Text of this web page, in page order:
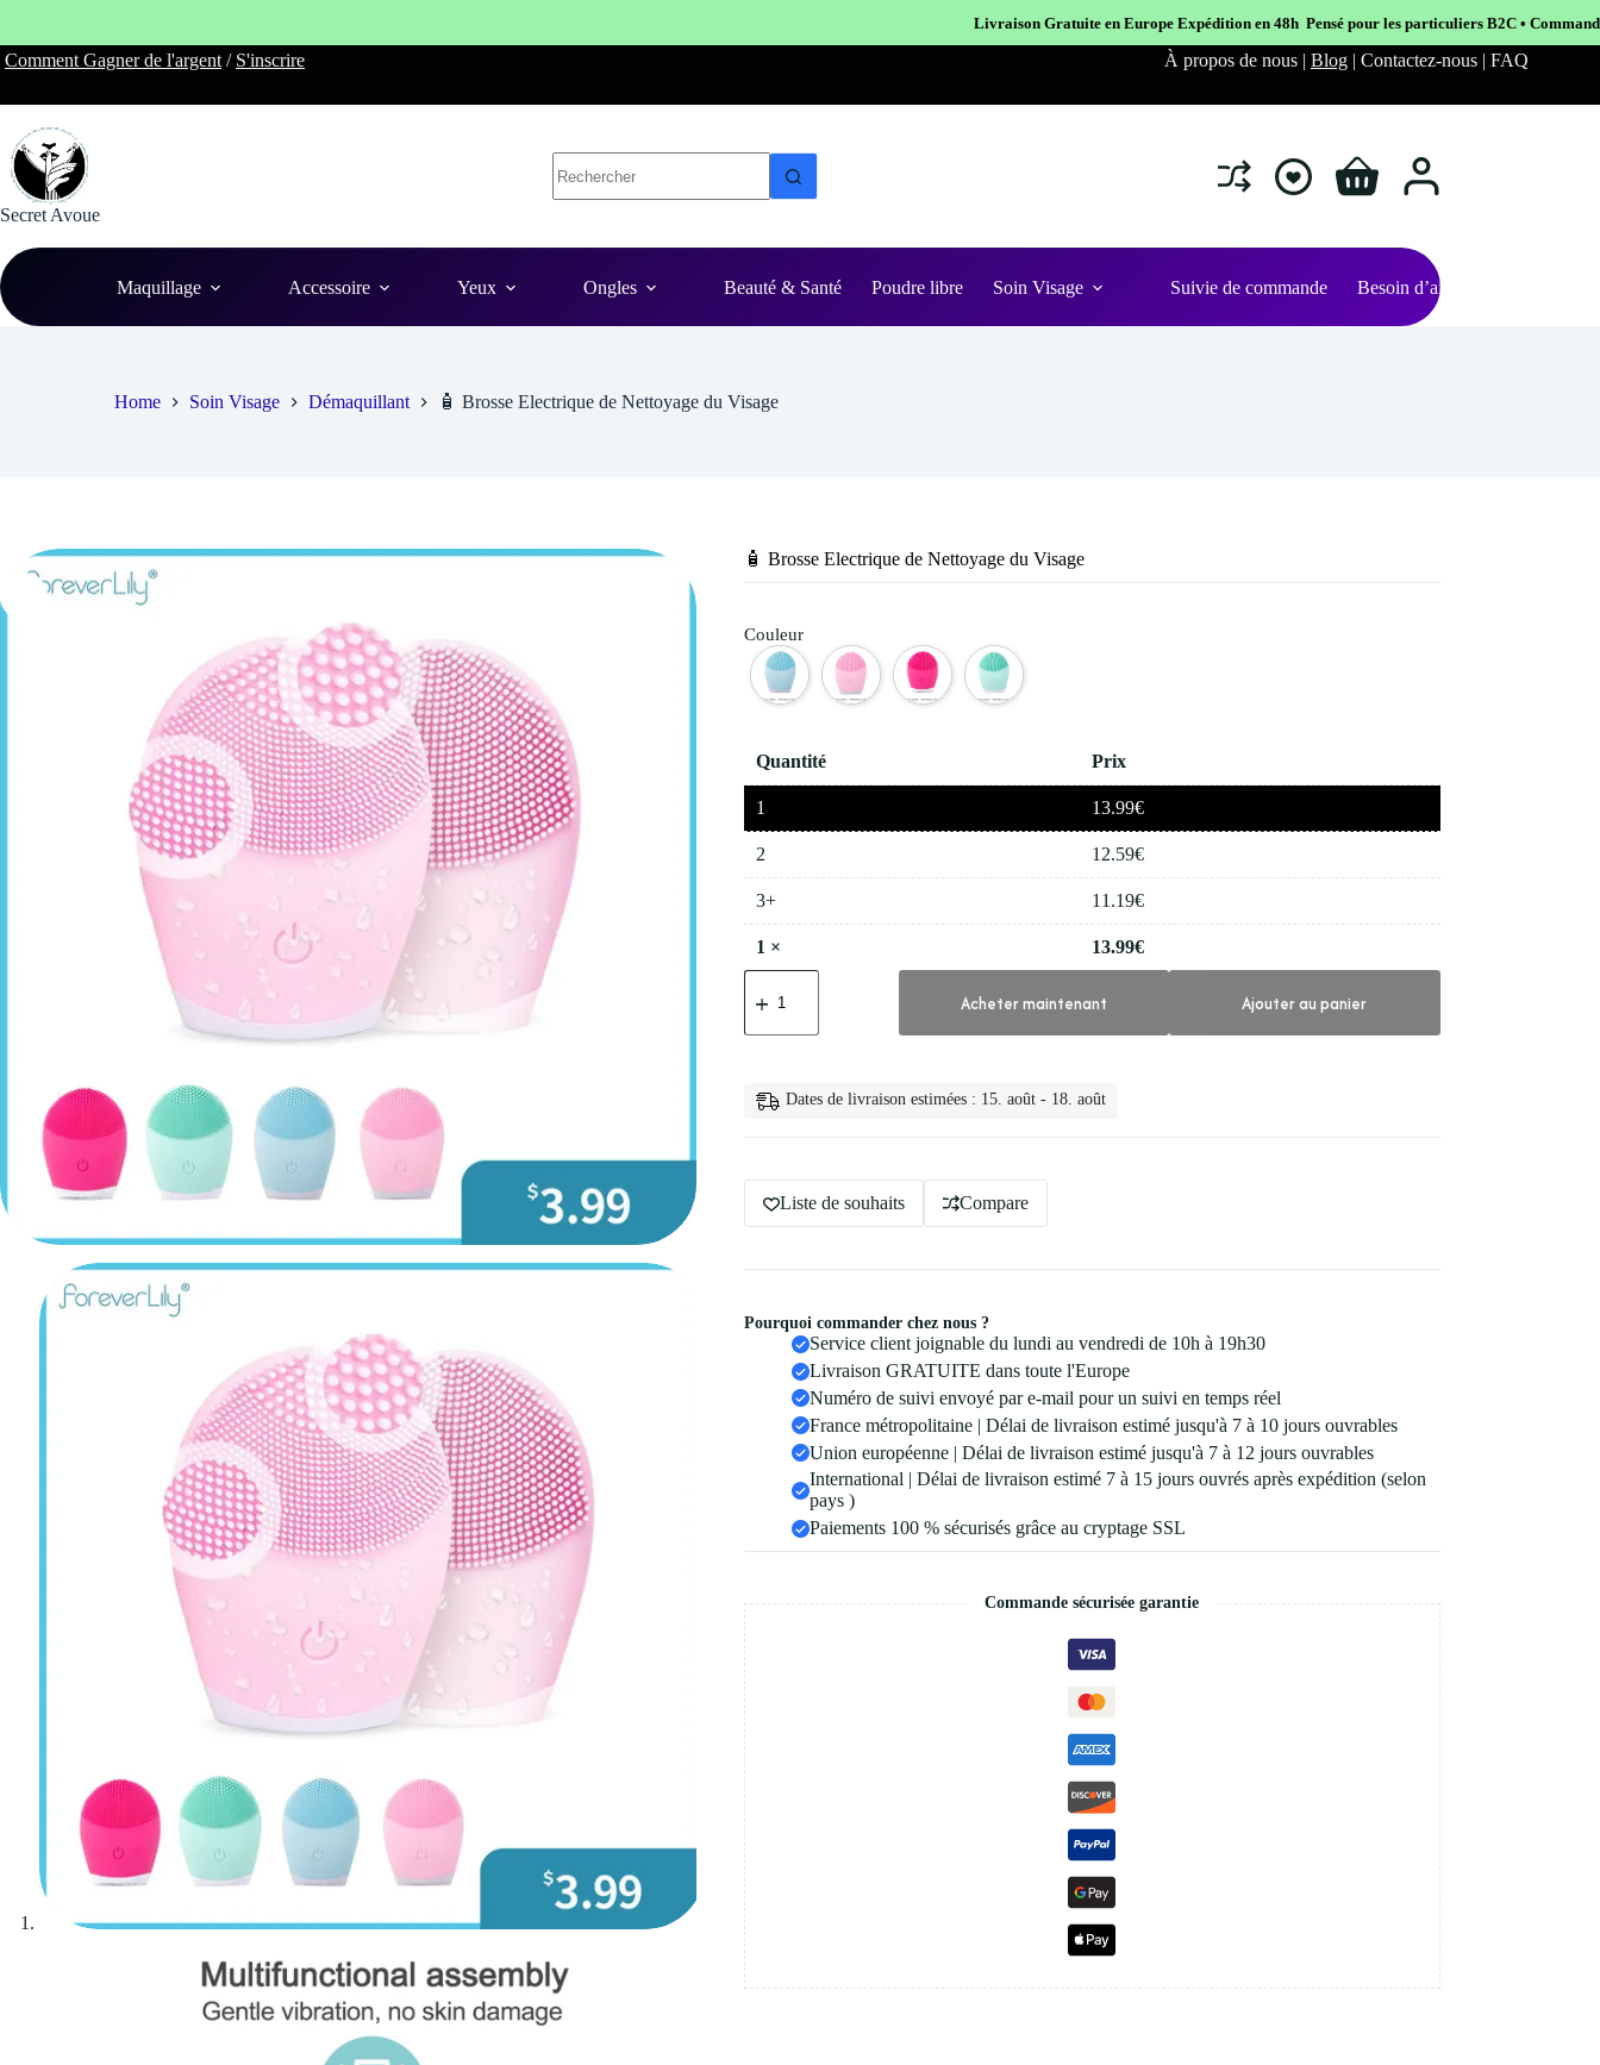
Livraison Gratuite en EuropeExpédition en 48h Pensé pour les particuliers B2C • Commande facile et sécurisé
Skip
to
Comment Gagner de l'argent / S'inscrire À propos de nous | Blog | Contactez-nous | FAQ
Secret Avoue
Shopping
Maquillage Accessoire Yeux Ongles Beauté & Santé Poudre libre Soin Visage Suivie de commande Besoin d’aide ?
Home Soin Visage Démaquillant 🧴 Brosse Electrique de Nettoyage du Visage
🧴 Brosse Electrique de Nettoyage du Visage
Couleur
Quantité Prix
1 13.99€
2 12.59€
3+ 11.19€
1 × 13.99€
quantité
de
Brosse
Nettoyage
Visage
Acheter maintenant Ajouter au panier
Dates de livraison estimées : 15. août - 18. août
Liste de souhaits Compare
Pourquoi commander chez nous ?
Service client joignable du lundi au vendredi de 10h à 19h30
Livraison GRATUITE dans toute l'Europe
Numéro de suivi envoyé par e-mail pour un suivi en temps réel
France métropolitaine | Délai de livraison estimé jusqu'à 7 à 10 jours ouvrables
Union européenne | Délai de livraison estimé jusqu'à 7 à 12 jours ouvrables
International | Délai de livraison estimé 7 à 15 jours ouvrés après expédition (selon
pays )
Paiements 100 % sécurisés grâce au cryptage SSL
Commande sécurisée garantie